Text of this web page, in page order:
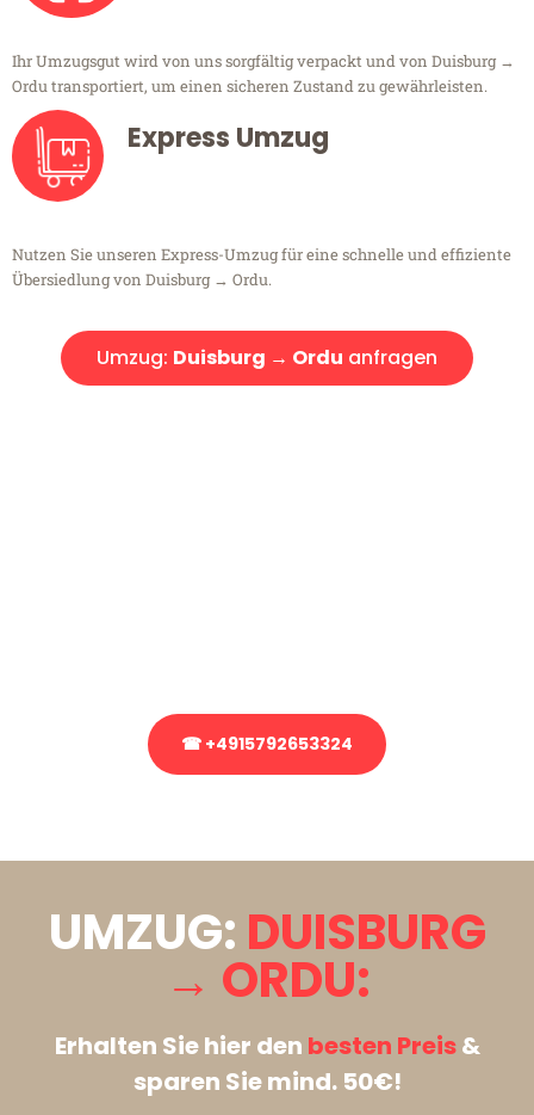
Ihr Umzugsgut wird von uns sorgfältig verpackt und von Duisburg →
Ordu transportiert, um einen sicheren Zustand zu gewährleisten.
Express Umzug
Nutzen Sie unseren Express-Umzug für eine schnelle und effiziente
Übersiedlung von Duisburg → Ordu.
Umzug: Duisburg → Ordu anfragen
☎ +4915792653324
UMZUG: DUISBURG
→ ORDU:
Erhalten Sie hier den besten Preis&
sparen Sie mind. 50€!